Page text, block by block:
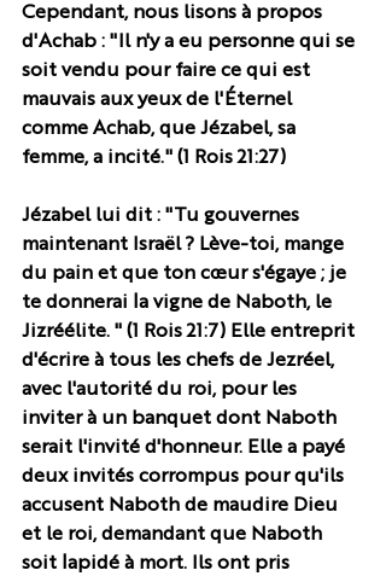
Cependant, nous lisons à propos
d'Achab : "Il n'y a eu personne qui se
soit vendu pour faire ce qui est
mauvais aux yeux de l'Éternel
comme Achab, que Jézabel, sa
femme, a incité." (1 Rois 21:27)
Jézabel lui dit : "Tu gouvernes
maintenant Israël ? Lève-toi, mange
du pain et que ton cœur s'égaye ; je
te donnerai la vigne de Naboth, le
Jizréélite. " (1 Rois 21:7) Elle entreprit
d'écrire à tous les chefs de Jezréel,
avec l'autorité du roi, pour les
inviter à un banquet dont Naboth
serait l'invité d'honneur. Elle a payé
deux invités corrompus pour qu'ils
accusent Naboth de maudire Dieu
et le roi, demandant que Naboth
soit lapidé à mort. Ils ont pris